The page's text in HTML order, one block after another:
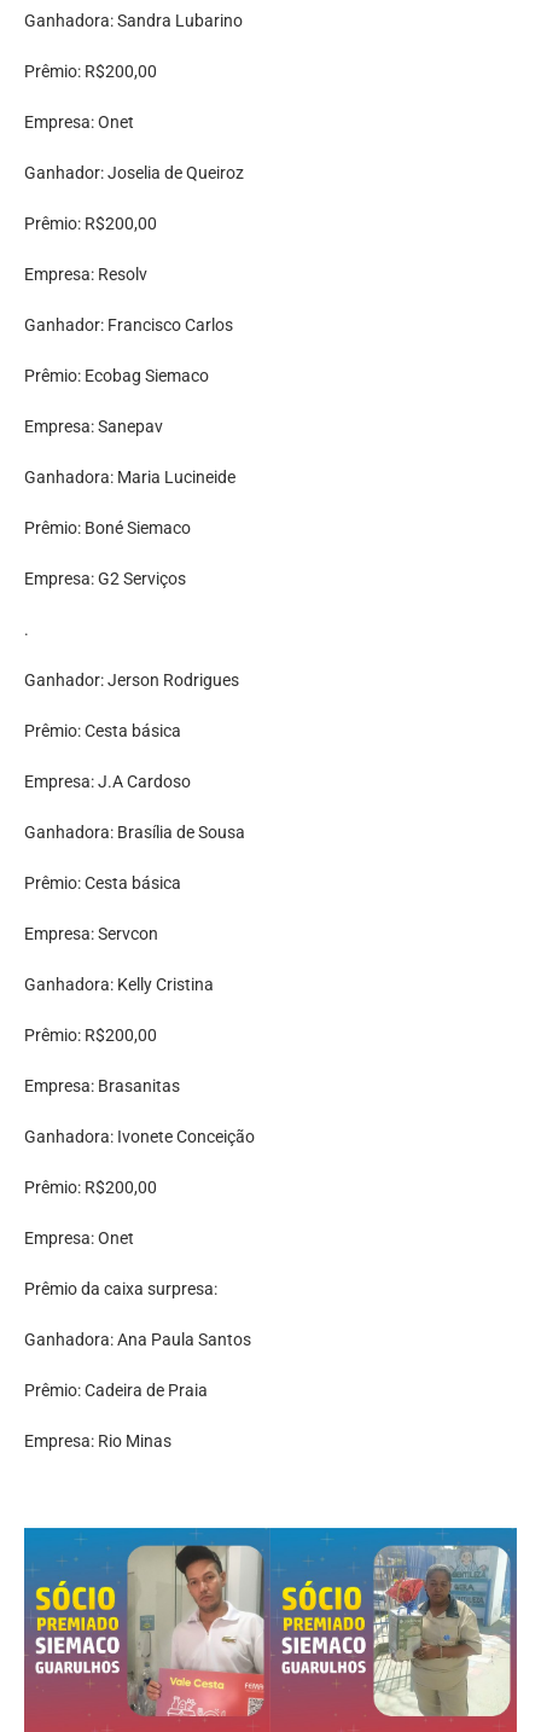
Ganhadora: Sandra Lubarino
Prêmio: R$200,00
Empresa: Onet
Ganhador: Joselia de Queiroz
Prêmio: R$200,00
Empresa: Resolv
Ganhador: Francisco Carlos
Prêmio: Ecobag Siemaco
Empresa: Sanepav
Ganhadora: Maria Lucineide
Prêmio: Boné Siemaco
Empresa: G2 Serviços
.
Ganhador: Jerson Rodrigues
Prêmio: Cesta básica
Empresa: J.A Cardoso
Ganhadora: Brasília de Sousa
Prêmio: Cesta básica
Empresa: Servcon
Ganhadora: Kelly Cristina
Prêmio: R$200,00
Empresa: Brasanitas
Ganhadora: Ivonete Conceição
Prêmio: R$200,00
Empresa: Onet
Prêmio da caixa surpresa:
Ganhadora: Ana Paula Santos
Prêmio: Cadeira de Praia
Empresa: Rio Minas